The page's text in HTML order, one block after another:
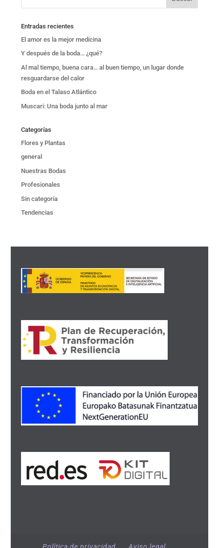
Entradas recientes
El amor es la mejor medicina
Y después de la boda… ¿qué?
Al mal tiempo, buena cara… al buen tiempo, un lugar donde
resguardarse del calor
Boda en el Talaso Atlántico
Muscari: Una boda junto al mar
Categorías
Flores y Plantas
general
Nuestras Bodas
Profesionales
Sin categoría
Tendencias
Política de privacidad Aviso legal